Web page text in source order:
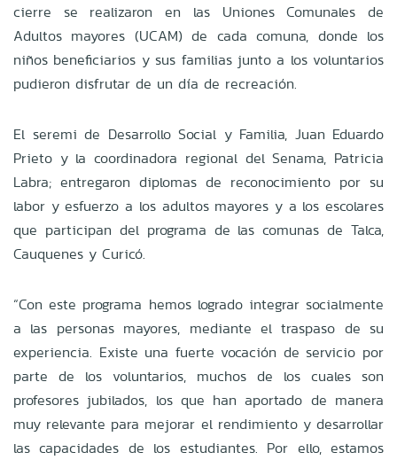
cierre se realizaron en las Uniones Comunales de
Adultos mayores (UCAM) de cada comuna, donde los
niños beneficiarios y sus familias junto a los voluntarios
pudieron disfrutar de un día de recreación.
El seremi de Desarrollo Social y Familia, Juan Eduardo
Prieto y la coordinadora regional del Senama, Patricia
Labra; entregaron diplomas de reconocimiento por su
labor y esfuerzo a los adultos mayores y a los escolares
que participan del programa de las comunas de Talca,
Cauquenes y Curicó.
“Con este programa hemos logrado integrar socialmente
a las personas mayores, mediante el traspaso de su
experiencia. Existe una fuerte vocación de servicio por
parte de los voluntarios, muchos de los cuales son
profesores jubilados, los que han aportado de manera
muy relevante para mejorar el rendimiento y desarrollar
las capacidades de los estudiantes. Por ello, estamos